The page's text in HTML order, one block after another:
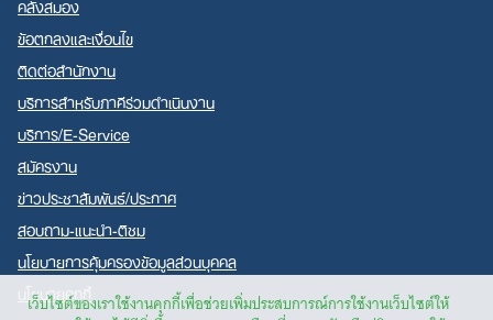
เว็บไซต์ของเราใช้งานคุกกี้เพื่อช่วยเพิ่มประสบการณ์การใช้งานเว็บไซต์ให้
ข้อตกลงและเงื่อนไข
ติดต่อสำนักงาน
บริการสำหรับภาคีร่วมดำเนินงาน
บริการ/E-Service
สมัครงาน
ข่าวประชาสัมพันธ์/ประกาศ
สอบถาม-แนะนำ-ติชม
นโยบายการคุ้มครองข้อมูลส่วนบุคคล
นโยบายคุกกี้